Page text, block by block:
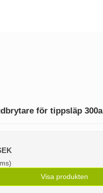
för tippsläp 300a
Visa produkten